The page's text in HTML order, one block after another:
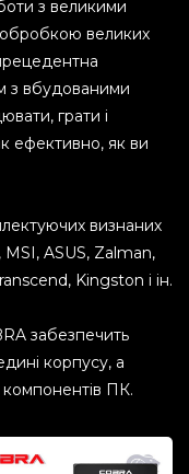
з великими
великих
з вбудованими
грати і
ефективно, як ви
визнаних
MSI, ASUS, Zalman,
Kingston і ін.
забезпечить
корпусу, а
компонентів ПК.